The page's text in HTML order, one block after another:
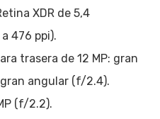
XDR de 5,4
476 ppi).
trasera de 12 MP: gran
angular (f/2.4).
(f/2.2).